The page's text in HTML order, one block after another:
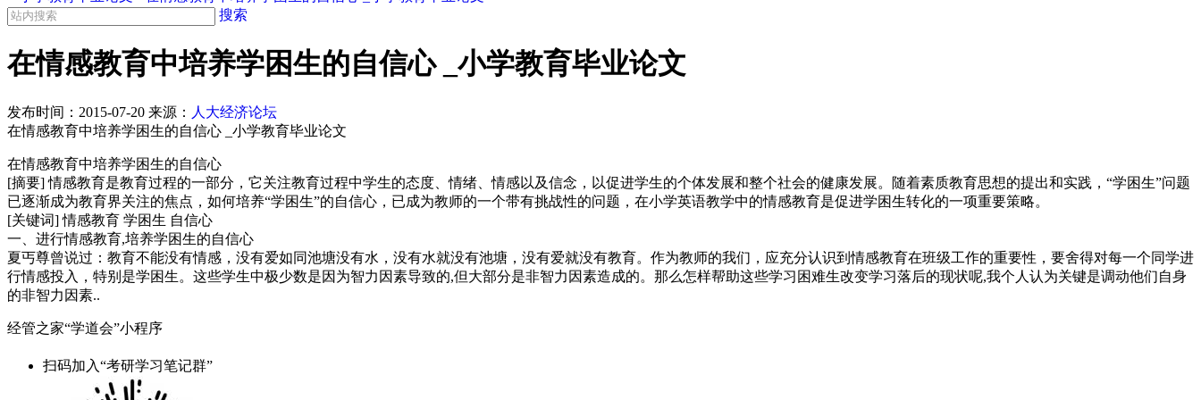
搜索
在情感教育中培养学困生的自信心 _小学教育毕业论文
发布时间： 2015-07-20 来源： 人大经济论坛
在情感教育中培养学困生的自信心 _小学教育毕业论文
在情感教育中培养学困生的自信心
[摘要] 情感教育是教育过程的一部分，它关注教育过程中学生的态度、情绪、情感以及信念，以促进学生的个体发展和整个社会的健康发展。随着素质教育思想的提出和实践，“学困生”问题
已逐渐成为教育界关注的焦点，如何培养“学困生”的自信心，已成为教师的一个带有挑战性的问题，在小学英语教学中的情感教育是促进学困生转化的一项重要策略。
[关键词] 情感教育 学困生 自信心
一、进行情感教育,培养学困生的自信心
夏丐尊曾说过：教育不能没有情感，没有爱如同池塘没有水，没有水就没有池塘，没有爱就没有教育。作为教师的我们，应充分认识到情感教育在班级工作的重要性，要舍得对每一个同学进
行情感投入，特别是学困生。这些学生中极少数是因为智力因素导致的,但大部分是非智力因素造成的。那么怎样帮助这些学习困难生改变学习落后的现状呢,我个人认为关键是调动他们自身
的非智力因素..
经管之家“学道会”小程序
扫码加入“考研学习笔记群”